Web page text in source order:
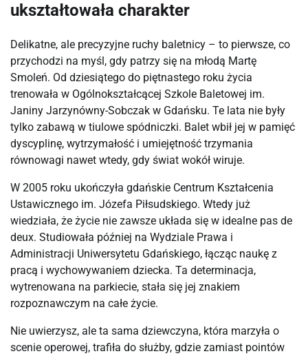
ukształtowała charakter
Delikatne, ale precyzyjne ruchy baletnicy – to pierwsze, co
przychodzi na myśl, gdy patrzy się na młodą Martę
Smoleń. Od dziesiątego do piętnastego roku życia
trenowała w Ogólnokształcącej Szkole Baletowej im.
Janiny Jarzynówny-Sobczak w Gdańsku. Te lata nie były
tylko zabawą w tiulowe spódniczki. Balet wbił jej w pamięć
dyscyplinę, wytrzymałość i umiejętność trzymania
równowagi nawet wtedy, gdy świat wokół wiruje.
W 2005 roku ukończyła gdańskie Centrum Kształcenia
Ustawicznego im. Józefa Piłsudskiego. Wtedy już
wiedziała, że życie nie zawsze układa się w idealne pas de
deux. Studiowała później na Wydziale Prawa i
Administracji Uniwersytetu Gdańskiego, łącząc naukę z
pracą i wychowywaniem dziecka. Ta determinacja,
wytrenowana na parkiecie, stała się jej znakiem
rozpoznawczym na całe życie.
Nie uwierzysz, ale ta sama dziewczyna, która marzyła o
scenie operowej, trafiła do służby, gdzie zamiast pointów